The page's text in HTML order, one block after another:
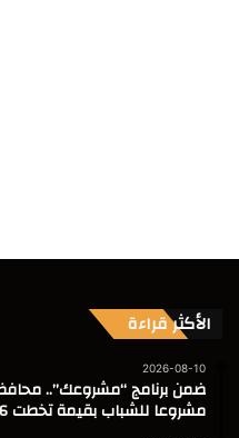
الأكثر قراءة
2026-08-10
مشروعا للشباب بقيمة تخطت 6 مليار جنيه